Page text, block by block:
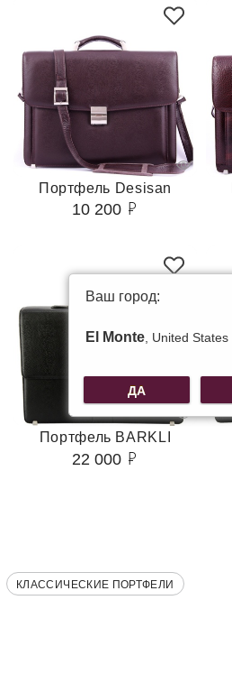
Портфель Desisan
10 200
Портфель BARKLI
22 000
КЛАССИЧЕСКИЕ ПОРТФЕЛИ
Ваш город:
El Monte , United States
ДА